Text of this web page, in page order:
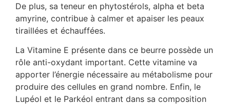
De plus, sa teneur en phytostérols, alpha et beta
amyrine, contribue à calmer et apaiser les peaux
tiraillées et échauffées.
La Vitamine E présente dans ce beurre possède un
rôle anti-oxydant important. Cette vitamine va
apporter l’énergie nécessaire au métabolisme pour
produire des cellules en grand nombre. Enfin, le
Lupéol et le Parkéol entrant dans sa composition